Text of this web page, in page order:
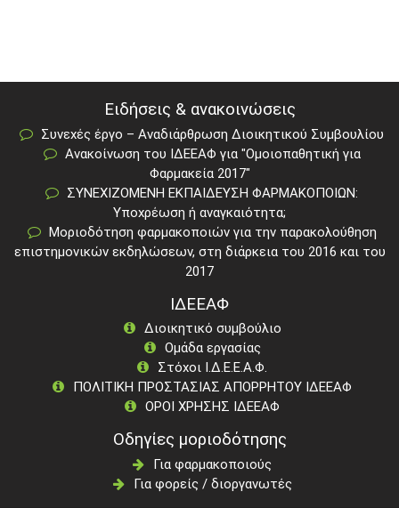
Ειδήσεις & ανακοινώσεις
Συνεχές έργο – Αναδιάρθρωση Διοικητικού Συμβουλίου
Ανακοίνωση του ΙΔΕΕΑΦ για "Ομοιοπαθητική για
Φαρμακεία 2017"
ΣΥΝΕΧΙΖΟΜΕΝΗ ΕΚΠΑΙΔΕΥΣΗ ΦΑΡΜΑΚΟΠΟΙΩΝ:
Υποχρέωση ή αναγκαιότητα;
Μοριοδότηση φαρμακοποιών για την παρακολούθηση
επιστημονικών εκδηλώσεων, στη διάρκεια του 2016 και του
2017
ΙΔΕΕΑΦ
Διοικητικό συμβούλιο
Ομάδα εργασίας
Στόχοι Ι.Δ.Ε.Ε.Α.Φ.
ΠΟΛΙΤΙΚΗ ΠΡΟΣΤΑΣΙΑΣ ΑΠΟΡΡΗΤΟΥ ΙΔΕΕΑΦ
ΟΡΟΙ ΧΡΗΣΗΣ ΙΔΕΕΑΦ
Οδηγίες μοριοδότησης
Για φαρμακοποιούς
Για φορείς / διοργανωτές